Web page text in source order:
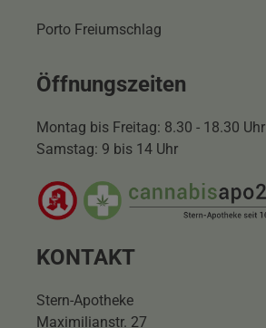
Porto Freiumschlag
Öffnungszeiten
Montag bis Freitag: 8.30 - 18.30 Uhr
Samstag: 9 bis 14 Uhr
KONTAKT
Stern-Apotheke
Maximilianstr. 27